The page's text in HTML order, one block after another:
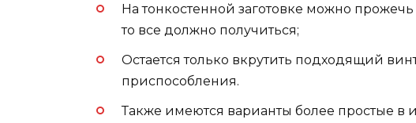
На тонкостенной заготовке можно
то все должно получиться;
Остается только вкрутить подходящий
приспособления.
Также имеются варианты более простые в